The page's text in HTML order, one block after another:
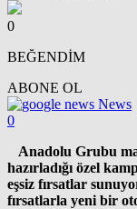
0
BEĞENDİM
ABONE OL
News
0
Anadolu Grubu
hazırladığı özel
eşsiz fırsatlar
fırsatlarla yeni bir